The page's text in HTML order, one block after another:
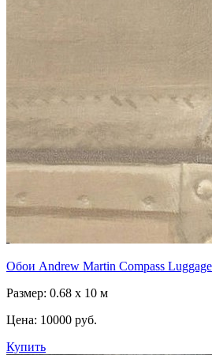
Обои Andrew Martin Compass
Размер: 0.68 x 10 м
Цена: 10000 руб.
Купить